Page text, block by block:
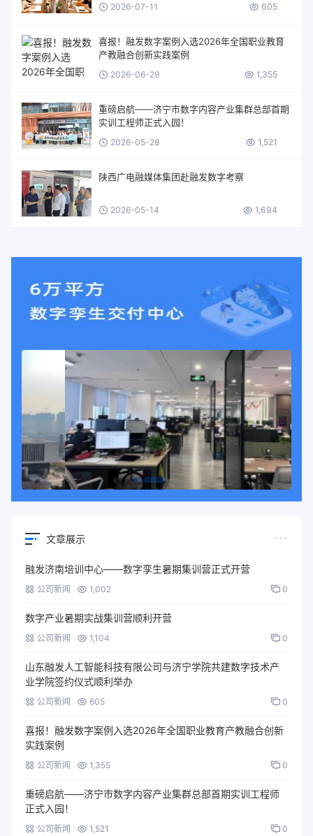
2026-07-11 605
喜报！融发数字案例入选2026年全国职业教育
产教融合创新实践案例
2026-06-29 1,355
重磅启航——济宁市数字内容产业集群总部首期
实训工程师正式入园！
2026-05-28 1,521
陕西广电融媒体集团赴融发数字考察
2026-05-14 1,694
文章展示
融发济南培训中心——数字孪生暑期集训营正式开营
公司新闻 1,002 0
数字产业暑期实战集训营顺利开营
公司新闻 1,104 0
山东融发人工智能科技有限公司与济宁学院共建数字技术产
业学院签约仪式顺利举办
公司新闻 605 0
喜报！融发数字案例入选2026年全国职业教育产教融合创新
实践案例
公司新闻 1,355 0
重磅启航——济宁市数字内容产业集群总部首期实训工程师
正式入园！
公司新闻 1,521 0